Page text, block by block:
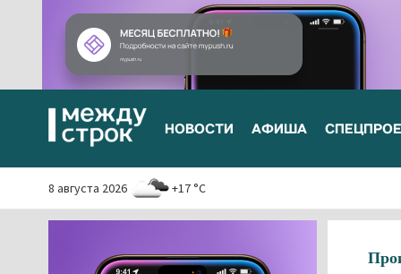
НОВОСТИ АФИША
8 августа 2026 +17 °C